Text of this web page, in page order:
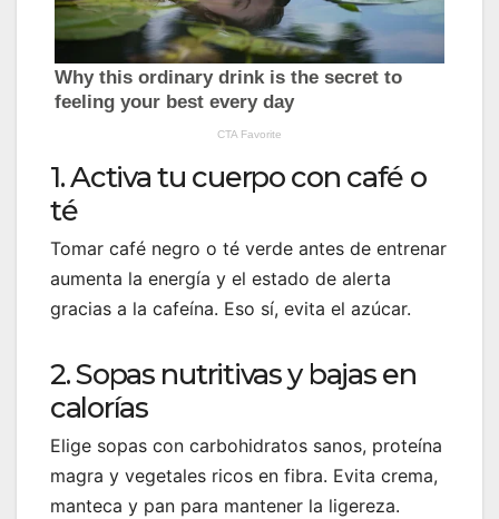
1. Activa tu cuerpo con café o
té
Tomar café negro o té verde antes de entrenar
aumenta la energía y el estado de alerta
gracias a la cafeína. Eso sí, evita el azúcar.
2. Sopas nutritivas y bajas en
calorías
Elige sopas con carbohidratos sanos, proteína
magra y vegetales ricos en fibra. Evita crema,
manteca y pan para mantener la ligereza.